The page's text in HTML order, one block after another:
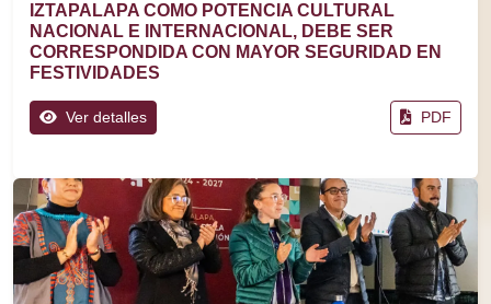
IZTAPALAPA COMO POTENCIA CULTURAL
NACIONAL E INTERNACIONAL, DEBE SER
CORRESPONDIDA CON MAYOR SEGURIDAD EN
FESTIVIDADES
Ver detalles PDF